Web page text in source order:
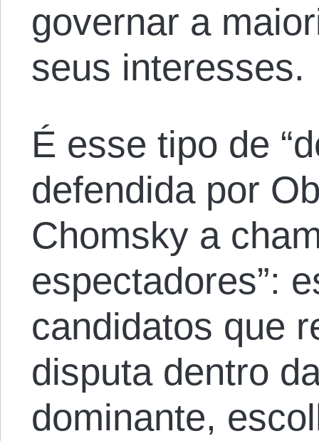
governar a
seus interesses.
É esse tipo de
defendida por
Chomsky a
espectadores”:
candidatos que
disputa dentro
dominante,